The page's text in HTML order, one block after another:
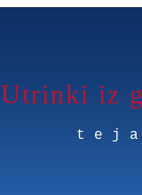
Utrinki iz